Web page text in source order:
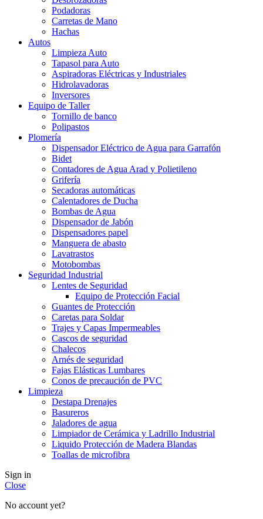
Podadoras
Carretas de Mano
Hachas
Autos
Limpieza Auto
Tapasol para Auto
Aspiradoras Eléctricas y Industriales
Hidrolavadoras
Inversores
Equipo de Taller
Tornillo de banco
Polipastos
Plomería
Dispensador Eléctrico de Agua para Garrafón
Bidet
Contadores de Agua Arad y Polietileno
Grifería
Secadoras automáticas
Calentadores de Ducha
Bombas de Agua
Dispensador de Jabón
Dispensadores papel
Manguera de abasto
Lavatrastos
Motobombas
Seguridad Industrial
Lentes de Seguridad
Equipo de Protección Facial
Guantes de Protección
Caretas para Soldar
Trajes y Capas Impermeables
Cascos de seguridad
Chalecos
Arnés de seguridad
Fajas Elásticas Lumbares
Conos de precaución de PVC
Limpieza
Destapa Drenajes
Basureros
Jaladores de agua
Limpiador de Cerámica y Ladrillo Industrial
Liquido Protección de Madera Blandas
Toallas de microfibra
Sign in
Close
No account yet?